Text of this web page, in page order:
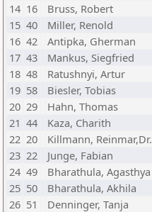
14 16 Bruss, Robert
15 40 Miller, Renold
16 42 Antipka, Gherman
17 43 Mankus, Siegfried
18 48 Ratushnyi, Artur
19 58 Biesler, Tobias
20 29 Hahn, Thomas
21 44 Kaza, Charith
22 20 Killmann, Reinmar,Dr.
23 22 Junge, Fabian
24 49 Bharathula, Agasthya
25 50 Bharathula, Akhila
26 51 Denninger, Tanja